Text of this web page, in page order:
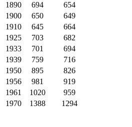
1890
694
654
1900
650
649
1910
645
664
1925
703
682
1933
701
694
1939
759
716
1950
895
826
1956
981
919
1961
1020
959
1970
1388 1294